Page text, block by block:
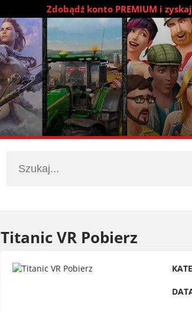
Zdobądź konto PREMIUM i
Titanic VR Pobierz